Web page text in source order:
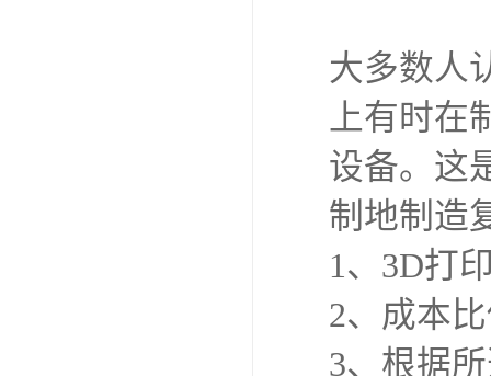
大多数人
上有时在
设备。这
制地制造
1、3D打
2、成本
3、根据